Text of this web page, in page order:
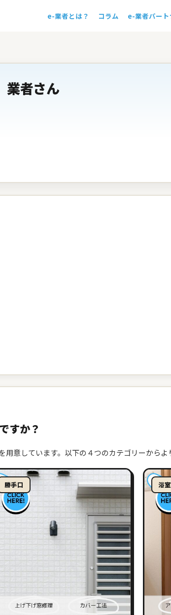
e-業者とは？ コラム e-業者パー
業者さん
すか？
意しています。以下の４つのカテゴリーから
勝手口 浴室